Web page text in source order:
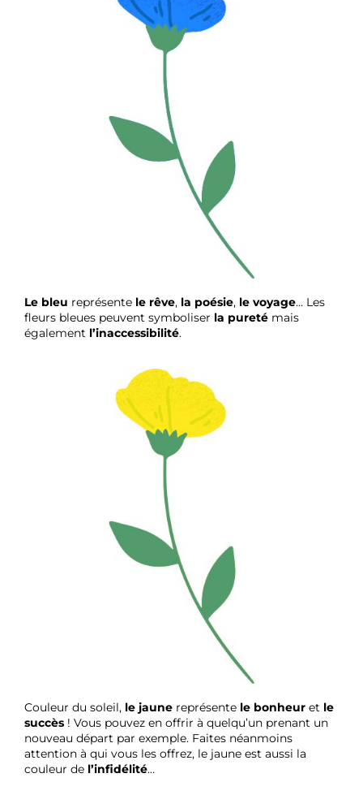
Le bleu représente le rêve, la poésie, le voyage… Les
fleurs bleues peuvent symboliser la pureté mais
également l’inaccessibilité.
Couleur du soleil, le jaune représente le bonheur et le
succès ! Vous pouvez en offrir à quelqu’un prenant un
nouveau départ par exemple. Faites néanmoins
attention à qui vous les offrez, le jaune est aussi la
couleur de l’infidélité…